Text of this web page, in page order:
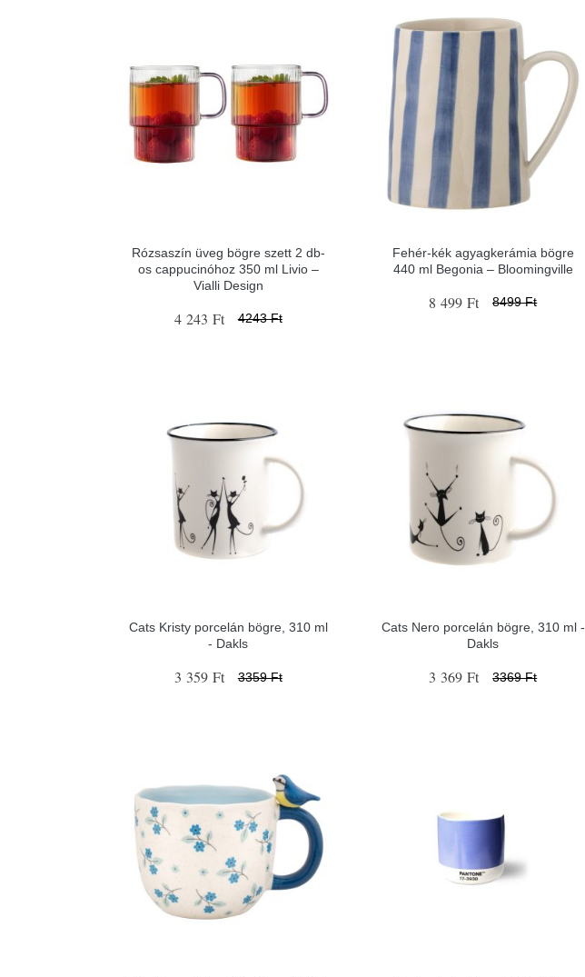
Rózsaszín üveg bögre szett 2 db-
os cappucinóhoz 350 ml Livio –
Vialli Design
4 243 Ft 4243 Ft
Fehér-kék agyagkerámia bögre
440 ml Begonia – Bloomingville
8 499 Ft 8499 Ft
Cats Kristy porcelán bögre, 310 ml
- Dakls
3 359 Ft 3359 Ft
Cats Nero porcelán bögre, 310 ml -
Dakls
3 369 Ft 3369 Ft